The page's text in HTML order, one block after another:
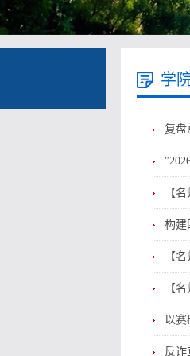
学
复盘
【
构建
【
【
以
反诈